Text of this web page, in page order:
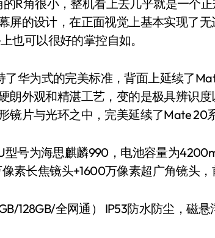
R角很小，整机看上去几乎就是一个
屏的设计，在正面视觉上基本实现了
也可以很好的掌控自如。
了华为式的完美标准，背面上延续了
朗外观和精湛工艺，变的是极具辨识
镜片与光环之中，完美延续了Mate 20
型号为海思麒麟990，电池容量为
素长焦镜头+1600万像素超广角镜头，
128GB/全网通） IP53防水防尘，磁